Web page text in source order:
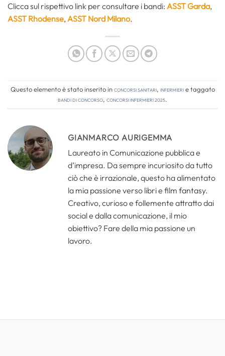
Clicca sul rispettivo link per consultare i bandi: ASST Garda,
ASST Rhodense, ASST Nord Milano.
Questo elemento è stato inserito inConcorsi Sanitari, Infermierie taggato
bandi di concorso, concorsi infermieri 2025.
GIANMARCO AURIGEMMA
Laureato in Comunicazione pubblica e
d’impresa. Da sempre incuriosito da tutto
ciò che è irrazionale, questo ha alimentato
la mia passione verso libri e film fantasy.
Creativo, curioso e follemente attratto dai
social e dalla comunicazione, il mio
obiettivo? Fare della mia passione un
lavoro.